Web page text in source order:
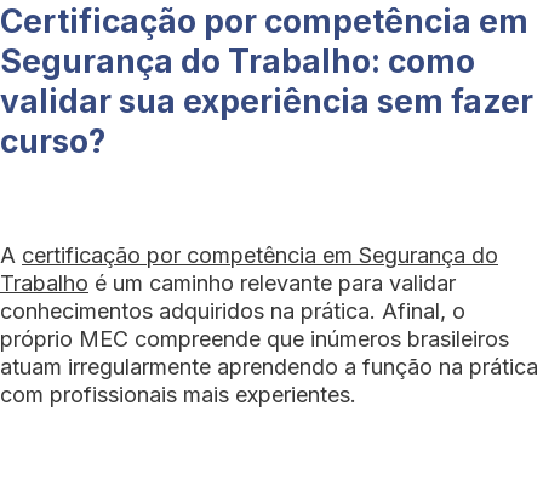
Certificação por competência em
Segurança do Trabalho: como
validar sua experiência sem fazer
curso?
A certificação por competência em Segurança do
Trabalho é um caminho relevante para validar
conhecimentos adquiridos na prática. Afinal, o
próprio MEC compreende que inúmeros brasileiros
atuam irregularmente aprendendo a função na prática
com profissionais mais experientes.